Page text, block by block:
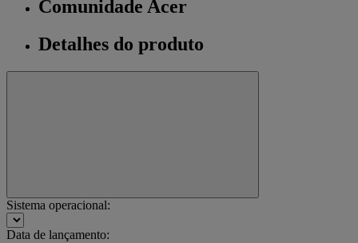
Comunidade Acer
Detalhes do produto
Sistema operacional:
Data de lançamento: